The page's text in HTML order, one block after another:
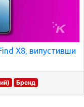
X8, випустивши
Бренд